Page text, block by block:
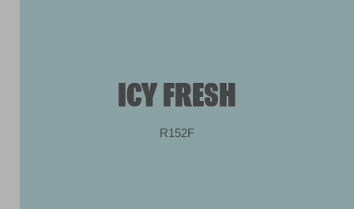
ICY FRESH
R152F